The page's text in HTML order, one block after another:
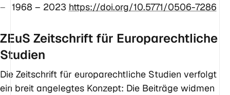
1968 – 2023 https://doi.org/10.5771/0506-7286
ZEuS Zeitschrift für Europarechtliche
Studien
Die Zeitschrift für europarechtliche Studien verfolgt
ein breit angelegtes Konzept: Die Beiträge widmen